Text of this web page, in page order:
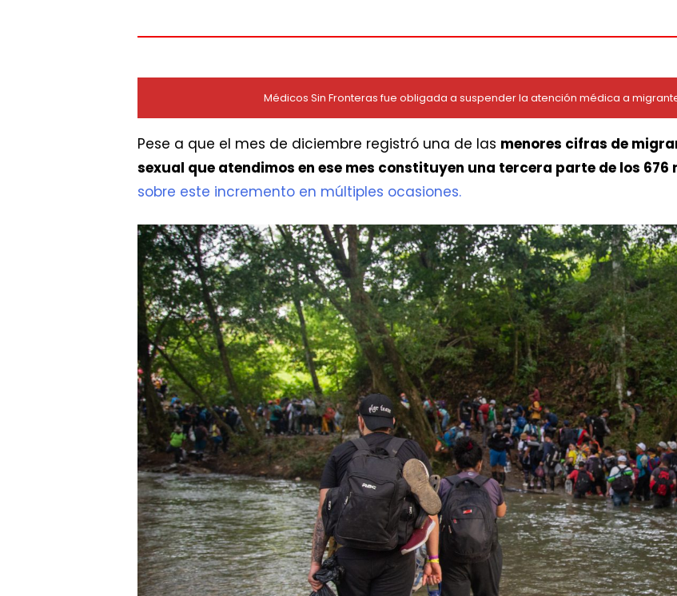
Médicos Sin Fronteras fue obligada a suspender la atención médica a
Pese a que el mes de diciembre registró una de las menores cifras de
sexual que atendimos en ese mes constituyen una tercera parte de los 676
sobre este incremento en múltiples ocasiones.